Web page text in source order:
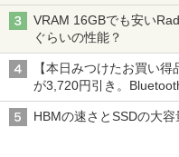
VRAM 16GBでも安い
ぐらいの性能？
【本日みつけたお買い
が3,720円引き。
HBMの速さとSSDの大